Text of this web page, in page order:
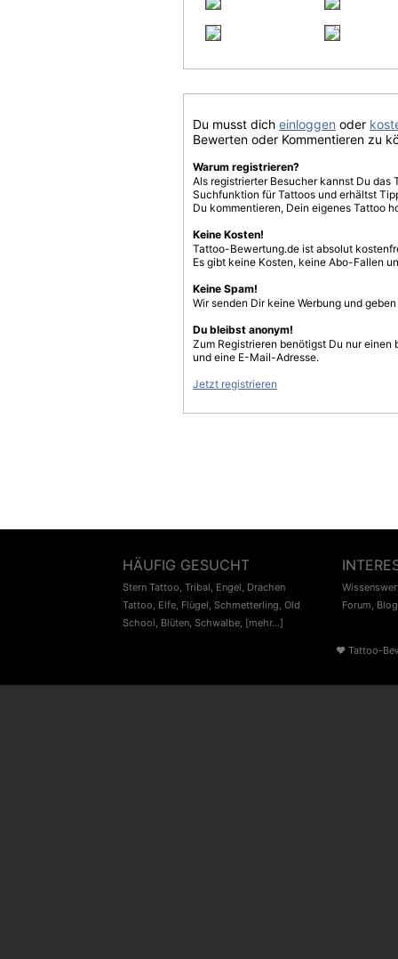
Du musst dich einloggen oder
Bewerten oder Kommentieren zu
Warum registrieren?
Als registrierter Besucher kannst Du
Suchfunktion für Tattoos und erhältst
Du kommentieren, Dein eigenes Tattoo
Keine Kosten!
Tattoo-Bewertung.de ist absolut
Es gibt keine Kosten, keine Abo-Fallen
Keine Spam!
Wir senden Dir keine Werbung und
Du bleibst anonym!
Zum Registrieren benötigst Du nur einen
und eine E-Mail-Adresse.
Jetzt registrieren
HÄUFIG GESUCHT
Stern Tattoo, Tribal, Engel, Drachen
Tattoo, Elfe, Flügel, Schmetterling, Old
School, Blüten, Schwalbe, [mehr...]
Forum, Blog
♥ Tattoo-